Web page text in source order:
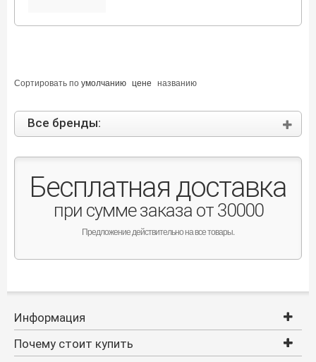
Сортировать поумолчанию цене названию
Все бренды:
Бесплатная доставка
при сумме заказа от 30000
Предложение действительно на все товары.
Информация
Почему стоит купить